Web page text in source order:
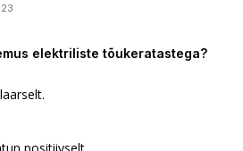
elektriliste tõukeratastega?